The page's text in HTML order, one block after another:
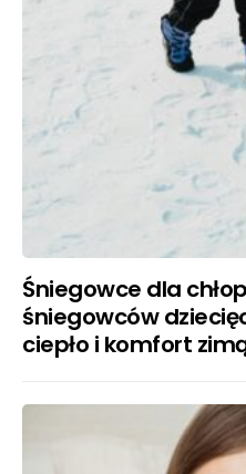
Śniegowce dla
śniegowców
ciepło i komfort